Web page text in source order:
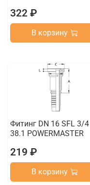
322 ₽
В корзину
Фитинг DN 16 SFL 3/4
38.1 POWERMASTER
219 ₽
В корзину